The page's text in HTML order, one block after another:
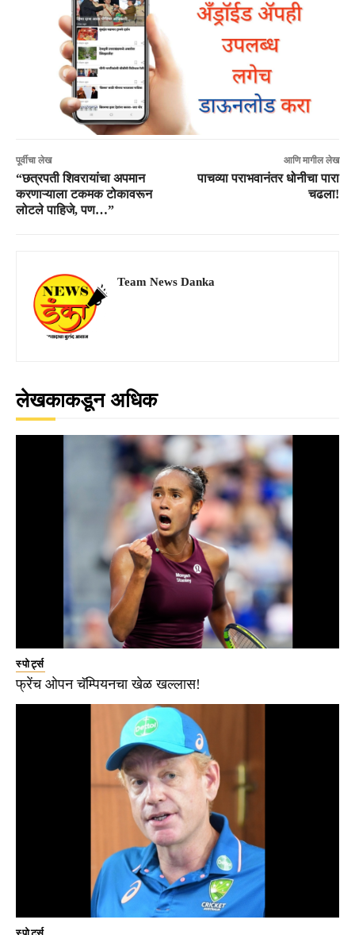
पूर्वीचा लेख
“छत्रपती शिवरायांचा अपमान
करणाऱ्याला टकमक टोकावरून
लोटले पाहिजे, पण…”
आणि मागील लेख
पाचव्या पराभवानंतर धोनीचा पारा
चढला!
Team News Danka
लेखकाकडून अधिक
स्पोर्ट्स
फ्रेंच ओपन चॅम्पियनचा खेळ खल्लास!